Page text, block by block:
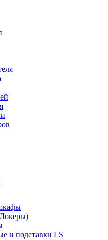
и подставки LS